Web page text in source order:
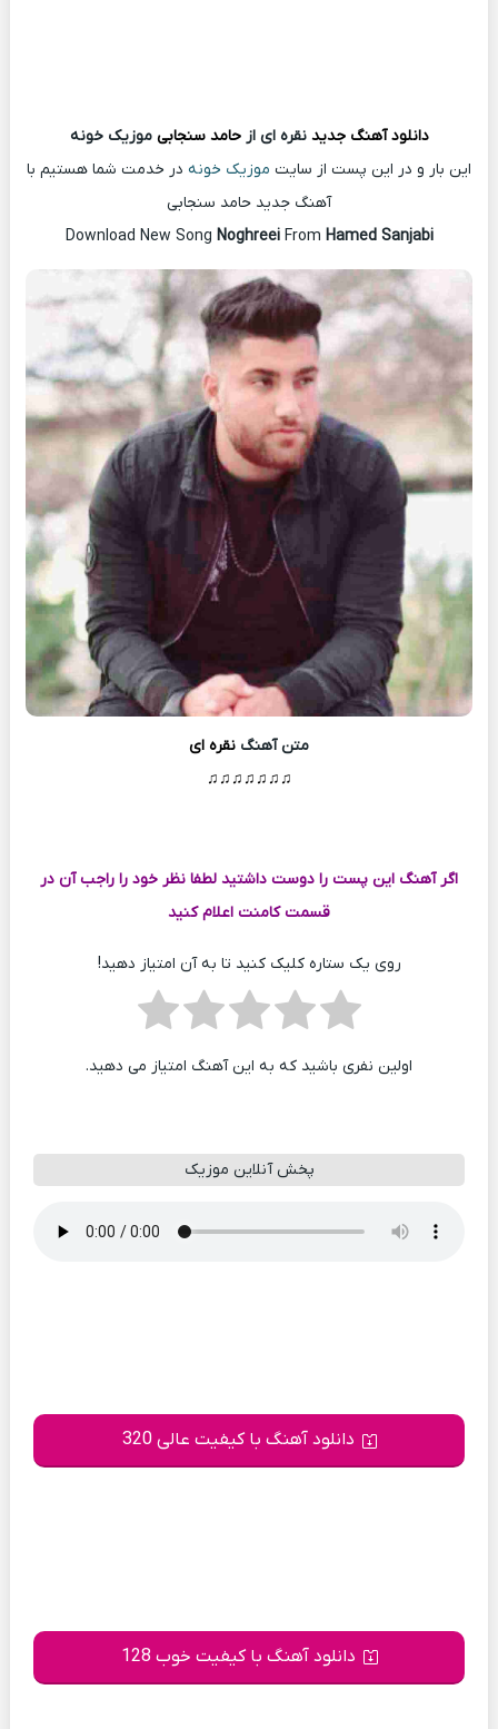
دانلود آهنگ جدید نقره ای ازحامد سنجابی موزیک خونه
این بار و در این پست از سایت موزیک خونه در خدمت شما هستیم با
آهنگ جدید حامد سنجابی
Download New Song NoghreeiFrom Hamed Sanjabi
متن آهنگ نقره ای
♫♫♫♫♫♫♫
اگر آهنگ این پست را دوست داشتید لطفا نظر خود را راجب آن در
قسمت کامنت اعلام کنید
روی یک ستاره کلیک کنید تا به آن امتیاز دهید!
اولین نفری باشید که به این آهنگ امتیاز می دهید.
پخش آنلاین موزیک
دانلود آهنگ با کیفیت عالی 320
دانلود آهنگ با کیفیت خوب 128